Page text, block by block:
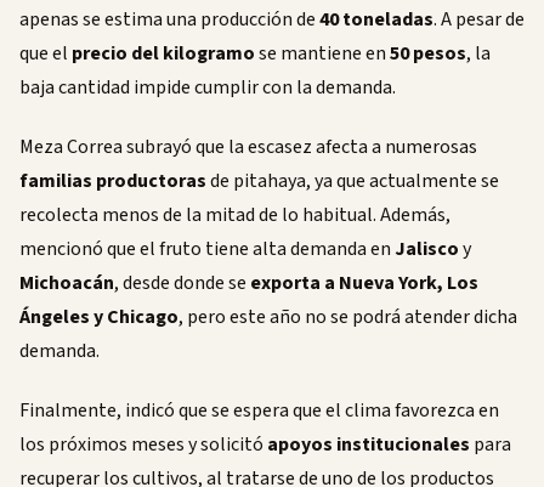
apenas se estima una producción de40 toneladas. A pesar de
que el precio del kilogramose mantiene en50 pesos, la
baja cantidad impide cumplir con la demanda.
Meza Correa subrayó que la escasez afecta a numerosas
familias productorasde pitahaya, ya que actualmente se
recolecta menos de la mitad de lo habitual. Además,
mencionó que el fruto tiene alta demanda en Jaliscoy
Michoacán, desde donde se exporta a Nueva York, Los
Ángeles y Chicago, pero este año no se podrá atender dicha
demanda.
Finalmente, indicó que se espera que el clima favorezca en
los próximos meses y solicitó apoyos institucionales para
recuperar los cultivos, al tratarse de uno de los productos